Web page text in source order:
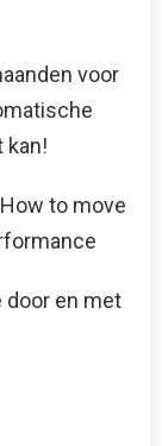
voor
kan!
to move
door en met